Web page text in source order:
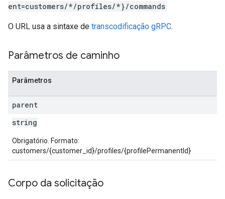
ent=customers/*/profiles/*}/commands
O URL usa a sintaxe de transcodificação gRPC.
Parâmetros de caminho
Parâmetros
parent
string
Obrigatório. Formato:
customers/{customer_id}/profiles/{profilePermanentId}
Corpo da solicitação